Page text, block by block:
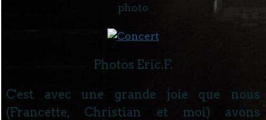
photo
Photos Eric.F.
C'est avec une grande joie que nous
(Francette, Christian et moi) avons